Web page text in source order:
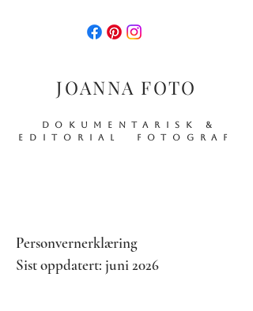
JOANNA FOTO
DOKUMENTARISK &
EDITORIAL FOTOGRAF
Personvernerklæring
Sist oppdatert: juni 2026